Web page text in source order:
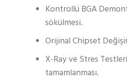
Kontrollü BGA
sökülmesi.
Orijinal Chipset
X-Ray ve Stres
tamamlanması.